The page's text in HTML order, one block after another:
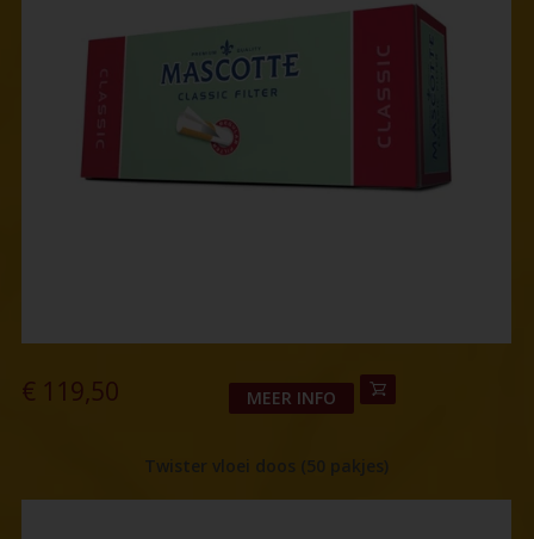
€ 119,50 MEER INFO
Twister vloei doos (50 pakjes)